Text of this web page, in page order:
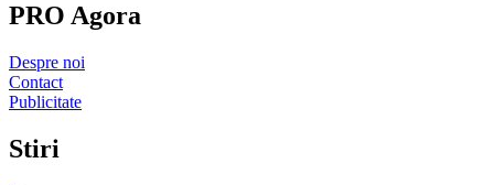
PRO Agora
Despre noi
Contact
Publicitate
Stiri